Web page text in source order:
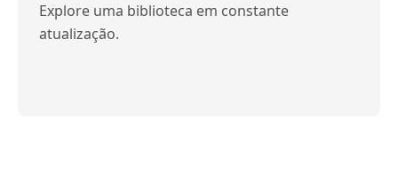
Explore uma biblioteca em constante
atualização.